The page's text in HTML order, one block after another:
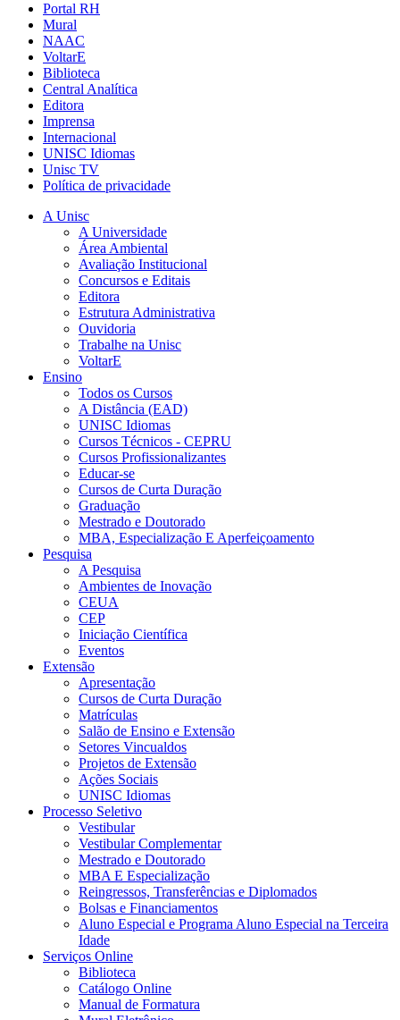
Portal RH
Mural
NAAC
VoltarE
Biblioteca
Central Analítica
Editora
Imprensa
Internacional
UNISC Idiomas
Unisc TV
Política de privacidade
A Unisc
A Universidade
Área Ambiental
Avaliação Institucional
Concursos e Editais
Editora
Estrutura Administrativa
Ouvidoria
Trabalhe na Unisc
VoltarE
Ensino
Todos os Cursos
A Distância (EAD)
UNISC Idiomas
Cursos Técnicos - CEPRU
Cursos Profissionalizantes
Educar-se
Cursos de Curta Duração
Graduação
Mestrado e Doutorado
MBA, Especialização E Aperfeiçoamento
Pesquisa
A Pesquisa
Ambientes de Inovação
CEUA
CEP
Iniciação Científica
Eventos
Extensão
Apresentação
Cursos de Curta Duração
Matrículas
Salão de Ensino e Extensão
Setores Vincualdos
Projetos de Extensão
Ações Sociais
UNISC Idiomas
Processo Seletivo
Vestibular
Vestibular Complementar
Mestrado e Doutorado
MBA E Especialização
Reingressos, Transferências e Diplomados
Bolsas e Financiamentos
Aluno Especial e Programa Aluno Especial na Terceira
Idade
Serviços Online
Biblioteca
Catálogo Online
Manual de Formatura